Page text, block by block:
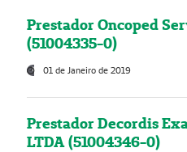
Prestador Oncoped
(51004335-0)
01 de Janeiro de 2019
Prestador Decordis
LTDA (51004346-0)